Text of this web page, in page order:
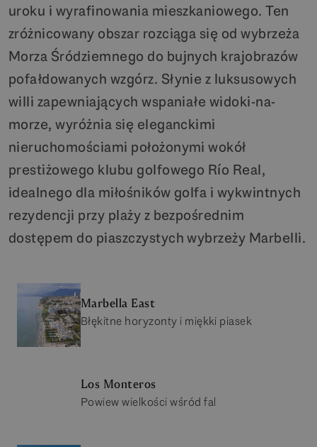
uroku i wyrafinowania mieszkaniowego. Ten
zróżnicowany obszar rozciąga się od wybrzeża
Morza Śródziemnego do bujnych krajobrazów
pofałdowanych wzgórz. Słynie z luksusowych
willi zapewniających wspaniałe widoki-na-
morze, wyróżnia się eleganckimi
nieruchomościami położonymi wokół
prestiżowego klubu golfowego Río Real,
idealnego dla miłośników golfa i wykwintnych
rezydencji przy plaży z bezpośrednim
dostępem do piaszczystych wybrzeży Marbelli.
Marbella East
Błękitne horyzonty i miękki piasek
Los Monteros
Powiew wielkości wśród fal